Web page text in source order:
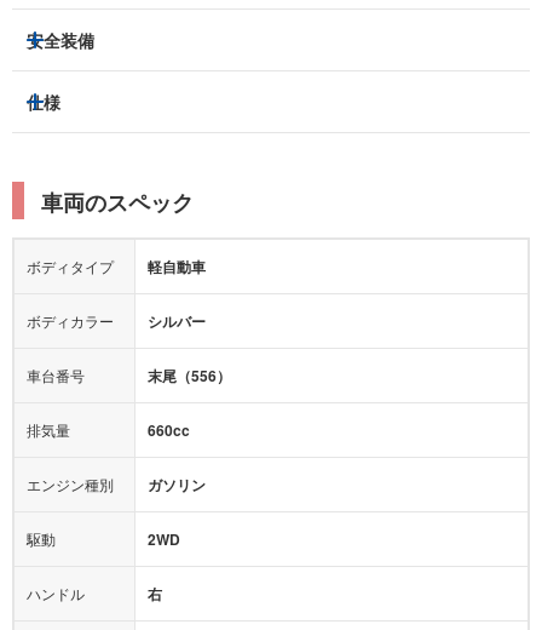
アルミホイール：-
サンルーフ/ガラスルーフ
ルーフレール
エアロパーツ
ローダウン
3列シート
ベンチシート
パワーシート
シートヒーター
カーナビ：-
CD
ミュージックプレイヤー接続可
後席モニター
安全装備
トラクションコントロール
レーンキープアシスト
横滑り防止装置
衝突被害軽減プレーキ
カメラ：-
エアバッグ：
ダブルエアバッグ
衝撃緩和ヘッドレスト
サポカー
アクセル踏み間違い（誤発進）防止装置
アダプティブクルーズコントロール
ヒルディセントコントロール
仕様
車両のスペック
ボディタイプ 軽自動車
ボディカラー シルバー
車台番号 末尾（556）
排気量 660cc
エンジン種別 ガソリン
駆動 2WD
ハンドル 右